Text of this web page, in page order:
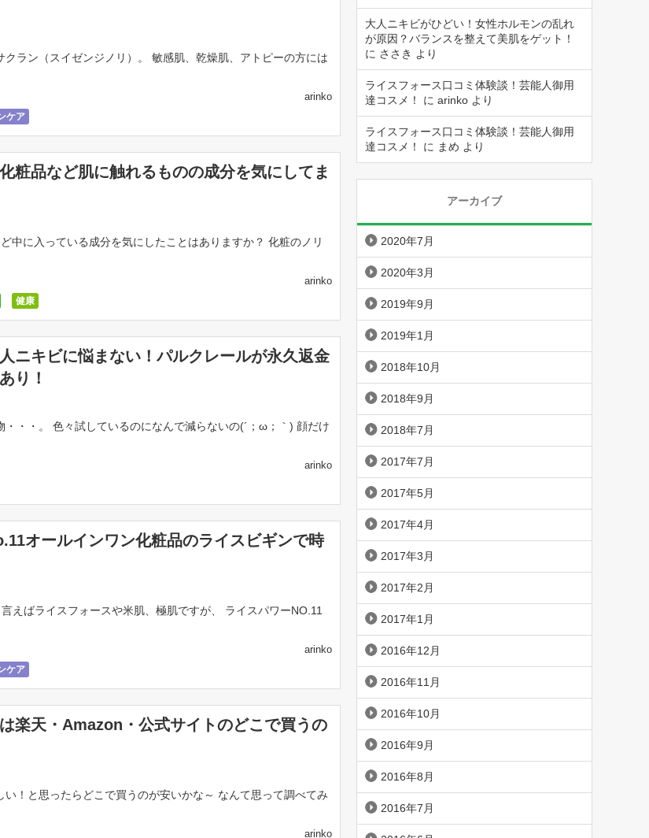
クラン（スイゼンジノリ）。 敏感肌、乾燥肌、アトピーの方には
ケア
arinko
粧品など肌に触れるものの成分を気にしてま
中に入っている成分を気にしたことはありますか？ 化粧のノリ
健康
arinko
ニキビに悩まない！パルクレールが永久返金
り！
・・・。 色々試しているのになんで減らないの(´；ω；｀) 顔だけ
arinko
オールインワン化粧品のライスビギンで時
えばライスフォースや米肌、極肌ですが、 ライスパワーNO.11
ケア
arinko
楽天・Amazon・公式サイトのどこで買うの
い！と思ったらどこで買うのが安いかな～ なんて思って調べてみ
arinko
大人ニキビがひどい！女性ホルモンの乱れ
が原因？バランスを整えて美肌をゲット！
に ささき より
ライスフォース口コミ体験談！芸能人御用
達コスメ！
に arinko より
ライスフォース口コミ体験談！芸能人御用
達コスメ！
に まめ より
アーカイブ
2020年7月
2020年3月
2019年9月
2019年1月
2018年10月
2018年9月
2018年7月
2017年7月
2017年5月
2017年4月
2017年3月
2017年2月
2017年1月
2016年12月
2016年11月
2016年10月
2016年9月
2016年8月
2016年7月